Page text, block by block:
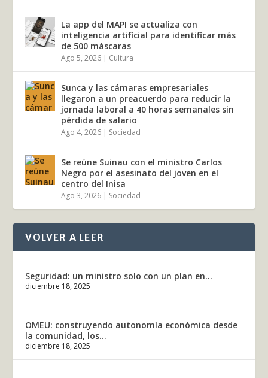
La app del MAPI se actualiza con
inteligencia artificial para identificar más
de 500 máscaras
Ago 5, 2026 | Cultura
Sunca y las cámaras empresariales
llegaron a un preacuerdo para reducir la
jornada laboral a 40 horas semanales sin
pérdida de salario
Ago 4, 2026 | Sociedad
Se reúne Suinau con el ministro Carlos
Negro por el asesinato del joven en el
centro del Inisa
Ago 3, 2026 | Sociedad
VOLVER A LEER
Seguridad: un ministro solo con un plan en...
diciembre 18, 2025
OMEU: construyendo autonomía económica desde
la comunidad, los...
diciembre 18, 2025